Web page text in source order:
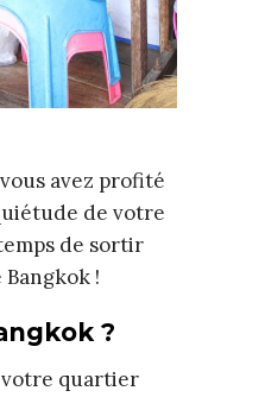
avez profité
de votre
de sortir
!
?
votre quartier